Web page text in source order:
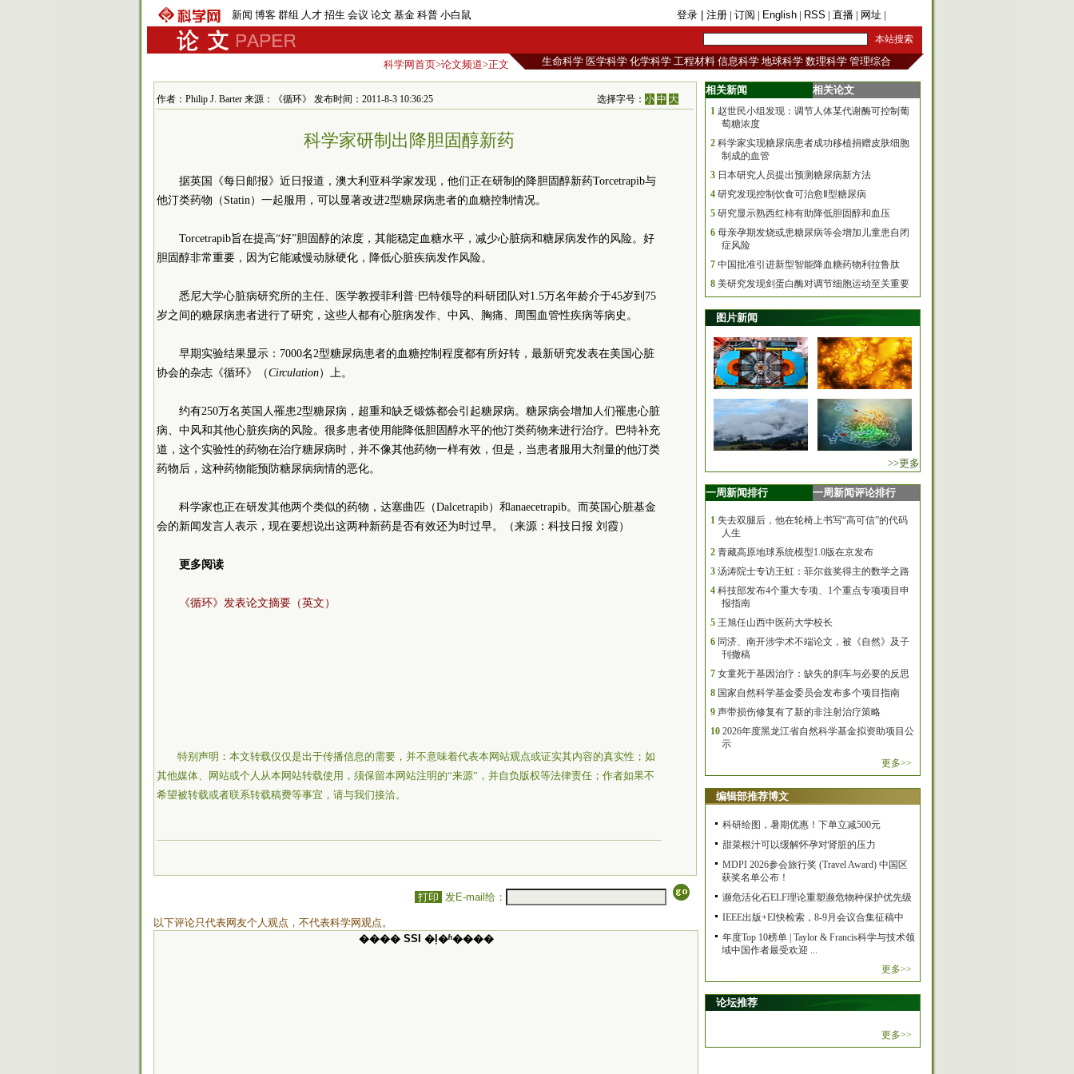
新闻 博客 群组 人才 招生 会议 论文 基金 科普 小白鼠 登录 | 注册 | 订阅 | English | RSS | 直播 | 网址 |
科学网首页>论文频道>正文 生命科学 医学科学 化学科学 工程材料 信息科学 地球科学 数理科学 管理综合
作者：Philip J. Barter 来源：《循环》 发布时间：2011-8-3 10:36:25 选择字号：小 中 大
科学家研制出降胆固醇新药
据英国《每日邮报》近日报道，澳大利亚科学家发现，他们正在研制的降胆固醇新药Torcetrapib与
他汀类药物（Statin）一起服用，可以显著改进2型糖尿病患者的血糖控制情况。
Torcetrapib旨在提高“好”胆固醇的浓度，其能稳定血糖水平，减少心脏病和糖尿病发作的风险。好
胆固醇非常重要，因为它能减慢动脉硬化，降低心脏疾病发作风险。
悉尼大学心脏病研究所的主任、医学教授菲利普·巴特领导的科研团队对1.5万名年龄介于45岁到75
岁之间的糖尿病患者进行了研究，这些人都有心脏病发作、中风、胸痛、周围血管性疾病等病史。
早期实验结果显示：7000名2型糖尿病患者的血糖控制程度都有所好转，最新研究发表在美国心脏
协会的杂志《循环》（Circulation）上。
约有250万名英国人罹患2型糖尿病，超重和缺乏锻炼都会引起糖尿病。糖尿病会增加人们罹患心脏
病、中风和其他心脏疾病的风险。很多患者使用能降低胆固醇水平的他汀类药物来进行治疗。巴特补充
道，这个实验性的药物在治疗糖尿病时，并不像其他药物一样有效，但是，当患者服用大剂量的他汀类
药物后，这种药物能预防糖尿病病情的恶化。
科学家也正在研发其他两个类似的药物，达塞曲匹（Dalcetrapib）和anaecetrapib。而英国心脏基金
会的新闻发言人表示，现在要想说出这两种新药是否有效还为时过早。（来源：科技日报 刘霞）
更多阅读
《循环》发表论文摘要（英文）
特别声明：本文转载仅仅是出于传播信息的需要，并不意味着代表本网站观点或证实其内容的真实性；如
其他媒体、网站或个人从本网站转载使用，须保留本网站注明的“来源”，并自负版权等法律责任；作者如果不
希望被转载或者联系转载稿费等事宜，请与我们接洽。
打印 发E-mail给：
以下评论只代表网友个人观点，不代表科学网观点。
���� SSI �ļ�ʱ����
相关新闻 相关论文
1 赵世民小组发现：调节人体某代谢酶可控制葡
萄糖浓度
2 科学家实现糖尿病患者成功移植捐赠皮肤细胞
制成的血管
3 日本研究人员提出预测糖尿病新方法
4 研究发现控制饮食可治愈Ⅱ型糖尿病
5 研究显示熟西红柿有助降低胆固醇和血压
6 母亲孕期发烧或患糖尿病等会增加儿童患自闭
症风险
7 中国批准引进新型智能降血糖药物利拉鲁肽
8 美研究发现剑蛋白酶对调节细胞运动至关重要
图片新闻
>>更多
一周新闻排行 一周新闻评论排行
1 失去双腿后，他在轮椅上书写“高可信”的代码
人生
2 青藏高原地球系统模型1.0版在京发布
3 汤涛院士专访王虹：菲尔兹奖得主的数学之路
4 科技部发布4个重大专项、1个重点专项项目申
报指南
5 王旭任山西中医药大学校长
6 同济、南开涉学术不端论文，被《自然》及子
刊撤稿
7 女童死于基因治疗：缺失的刹车与必要的反思
8 国家自然科学基金委员会发布多个项目指南
9 声带损伤修复有了新的非注射治疗策略
10 2026年度黑龙江省自然科学基金拟资助项目公
示
更多>>
编辑部推荐博文
科研绘图，暑期优惠！下单立减500元
甜菜根汁可以缓解怀孕对肾脏的压力
MDPI 2026参会旅行奖 (Travel Award) 中国区
获奖名单公布！
濒危活化石ELF理论重塑濒危物种保护优先级
IEEE出版+EI快检索，8-9月会议合集征稿中
年度Top 10榜单 | Taylor & Francis科学与技术领
域中国作者最受欢迎 ...
更多>>
论坛推荐
更多>>